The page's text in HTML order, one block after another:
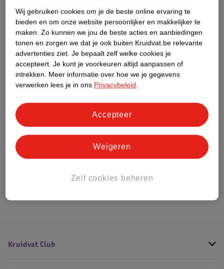
Nature Impact Score
Dit product heeft (nog) geen Nature
Impact Score.
Meer informatie
Bekijk ook
Meer
Hoe controleren wij de reviews?
Kruidvat Club
Wij gebruiken cookies om je de beste online ervaring te
bieden en om onze website persoonlijker en makkelijker te
maken. Zo kunnen we jou de beste acties en aanbiedingen
tonen en zorgen we dat je ook buiten Kruidvat.be relevante
advertenties ziet. Je bepaalt zelf welke cookies je
accepteert. Je kunt je voorkeuren altijd aanpassen of
intrekken. Meer informatie over hoe we je gegevens
verwerken lees je in ons Privacybeleid.
Zelf cookies beheren
Weigeren
Accepteer